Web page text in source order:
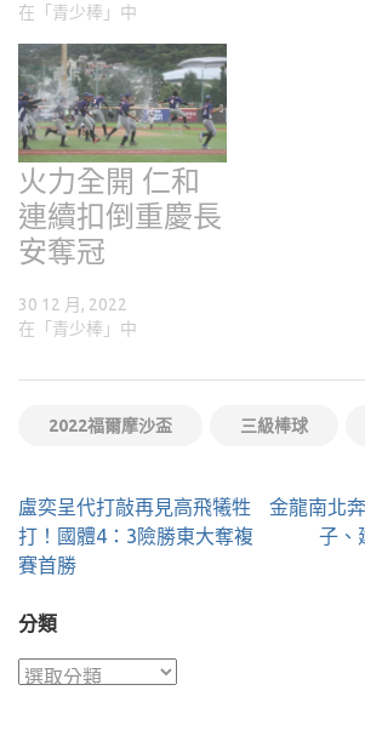
在「青少棒」中
火力全開 仁和
連續扣倒重慶長
安奪冠
30 12 月, 2022
在「青少棒」中
2022福爾摩沙盃 三級棒球
文
章
導
盧奕呈代打敲再見高飛犧牲
打！國體4：3險勝東大奪複
賽首勝
金龍南北
子、
分類
分